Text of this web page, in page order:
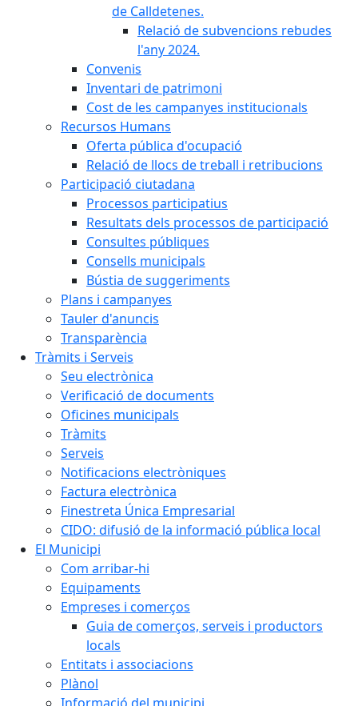
de Calldetenes.
Relació de subvencions rebudes
l'any 2024.
Convenis
Inventari de patrimoni
Cost de les campanyes institucionals
Recursos Humans
Oferta pública d'ocupació
Relació de llocs de treball i retribucions
Participació ciutadana
Processos participatius
Resultats dels processos de participació
Consultes públiques
Consells municipals
Bústia de suggeriments
Plans i campanyes
Tauler d'anuncis
Transparència
Tràmits i Serveis
Seu electrònica
Verificació de documents
Oficines municipals
Tràmits
Serveis
Notificacions electròniques
Factura electrònica
Finestreta Única Empresarial
CIDO: difusió de la informació pública local
El Municipi
Com arribar-hi
Equipaments
Empreses i comerços
Guia de comerços, serveis i productors
locals
Entitats i associacions
Plànol